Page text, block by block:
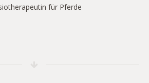
für Pferde